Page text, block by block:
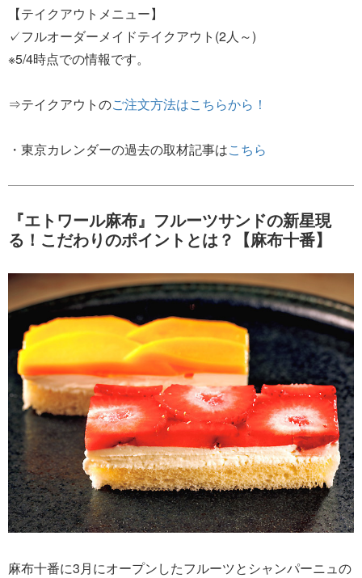
【テイクアウトメニュー】
✓フルオーダーメイドテイクアウト(2人～)
※5/4時点での情報です。
⇒テイクアウトのご注文方法はこちらから！
・東京カレンダーの過去の取材記事はこちら
『エトワール麻布』フルーツサンドの新星現
る！こだわりのポイントとは？【麻布十番】
麻布十番に3月にオープンしたフルーツとシャンパーニュの